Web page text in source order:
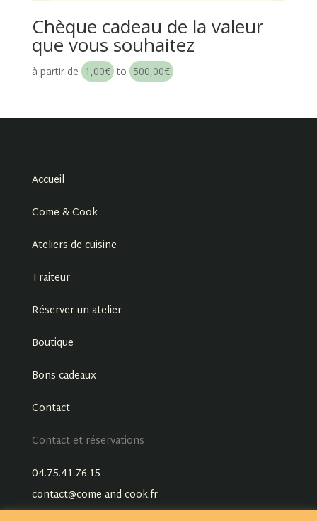
Chèque cadeau de la valeur
que vous souhaitez
à partir de 1,00€ to 500,00€
Accueil
Come & Cook
Ateliers de cuisine
Traiteur
Réserver un atelier
Boutique
Bons cadeaux
Contact
Contact et réservations
04.75.41.76.15
contact@come-and-cook.fr